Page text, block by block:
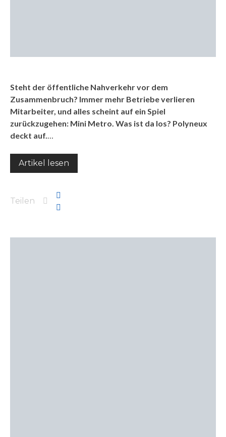
Steht der öffentliche Nahverkehr vor dem
Zusammenbruch? Immer mehr Betriebe verlieren
Mitarbeiter, und alles scheint auf ein Spiel
zurückzugehen: Mini Metro. Was ist da los? Polyneux
deckt auf.…
Artikel lesen
Teilen